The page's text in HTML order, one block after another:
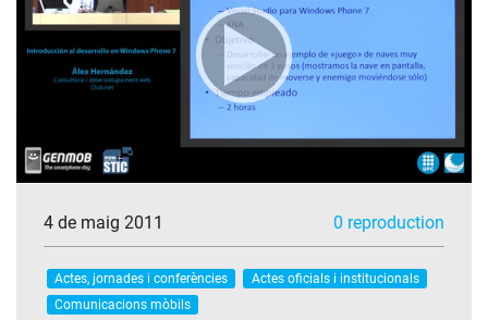
4 de maig 2011 0 reproduction
Actes, jornades i conferències
Actes oficials i institucionals
Comunicacions mòbils